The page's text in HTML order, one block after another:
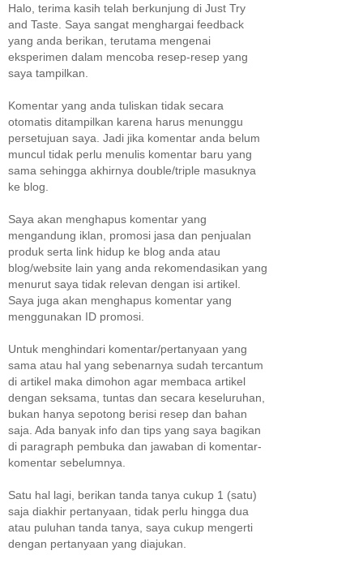
Halo, terima kasih telah berkunjung di Just Try
and Taste. Saya sangat menghargai feedback
yang anda berikan, terutama mengenai
eksperimen dalam mencoba resep-resep yang
saya tampilkan.
Komentar yang anda tuliskan tidak secara
otomatis ditampilkan karena harus menunggu
persetujuan saya. Jadi jika komentar anda belum
muncul tidak perlu menulis komentar baru yang
sama sehingga akhirnya double/triple masuknya
ke blog.
Saya akan menghapus komentar yang
mengandung iklan, promosi jasa dan penjualan
produk serta link hidup ke blog anda atau
blog/website lain yang anda rekomendasikan yang
menurut saya tidak relevan dengan isi artikel.
Saya juga akan menghapus komentar yang
menggunakan ID promosi.
Untuk menghindari komentar/pertanyaan yang
sama atau hal yang sebenarnya sudah tercantum
di artikel maka dimohon agar membaca artikel
dengan seksama, tuntas dan secara keseluruhan,
bukan hanya sepotong berisi resep dan bahan
saja. Ada banyak info dan tips yang saya bagikan
di paragraph pembuka dan jawaban di komentar-
komentar sebelumnya.
Satu hal lagi, berikan tanda tanya cukup 1 (satu)
saja diakhir pertanyaan, tidak perlu hingga dua
atau puluhan tanda tanya, saya cukup mengerti
dengan pertanyaan yang diajukan.